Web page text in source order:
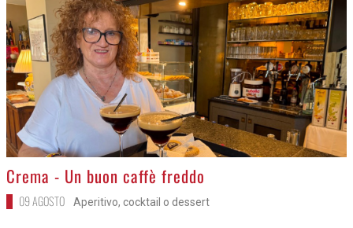
>
Crema - Un buon caffè freddo
09 AGOSTO Aperitivo, cocktail o dessert